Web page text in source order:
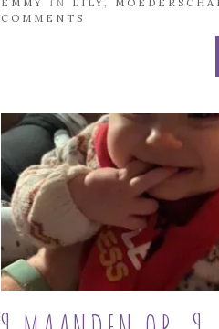
EMMY
IN LILY,
COMMENTS